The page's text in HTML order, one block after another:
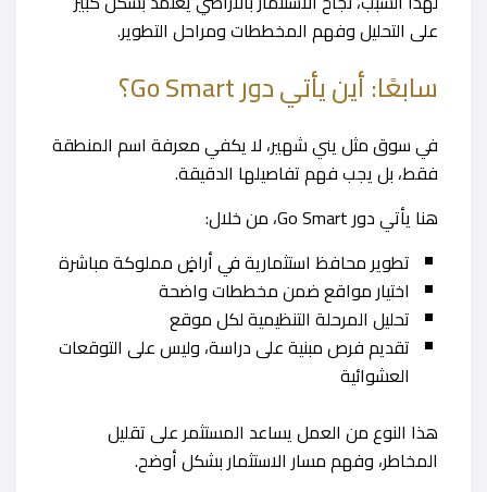
على التحليل وفهم المخططات ومراحل التطوير.
سابعًا: أين يأتي دور Go Smart؟
في سوق مثل يني شهير، لا يكفي معرفة اسم المنطقة
فقط، بل يجب فهم تفاصيلها الدقيقة.
هنا يأتي دور Go Smart، من خلال:
تطوير محافظ استثمارية في أراضٍ مملوكة مباشرة
اختيار مواقع ضمن مخططات واضحة
تحليل المرحلة التنظيمية لكل موقع
تقديم فرص مبنية على دراسة، وليس على التوقعات
العشوائية
هذا النوع من العمل يساعد المستثمر على تقليل
المخاطر، وفهم مسار الاستثمار بشكل أوضح.